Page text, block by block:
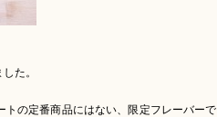
た。
の定番商品にはない、限定フレーバーで